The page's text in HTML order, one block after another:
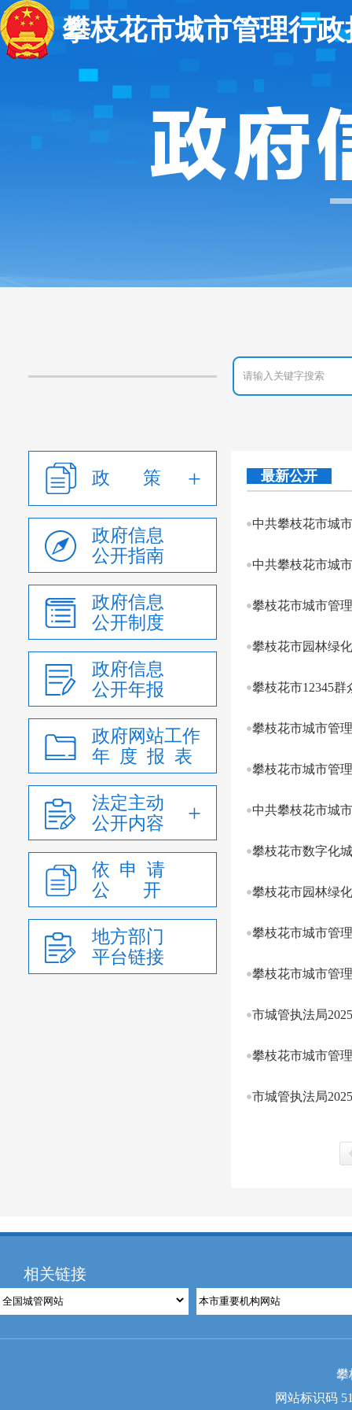
攀枝花市城市管理行
政 策
政府信息
公开指南
政府信息
公开制度
政府信息
公开年报
政府网站工作
年 度 报 表
法定主动
公开内容
依 申 请
公 开
地方部门
平台链接
最新公开
中共攀枝花市城
中共攀枝花市城
攀枝花市城市管
攀枝花市园林绿
攀枝花市12345
攀枝花市城市管
攀枝花市城市管
中共攀枝花市城
攀枝花市数字化
攀枝花市园林绿
攀枝花市城市管
攀枝花市城市管
市城管执法局
攀枝花市城市管
市城管执法局
相关链接
攀
网站标识码